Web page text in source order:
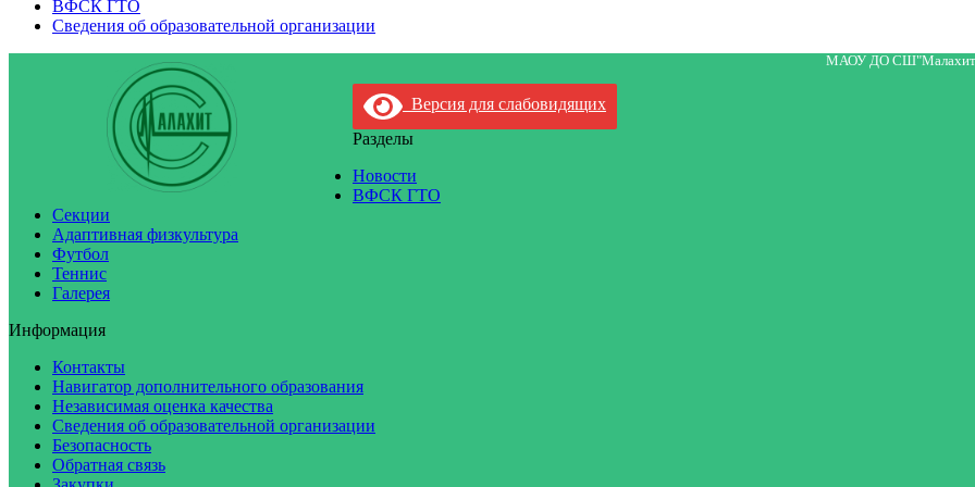
ВФСК ГТО
Сведения об образовательной организации
МАОУ ДО
Версия для слабовидящих
Разделы
Новости
ВФСК ГТО
Секции
Адаптивная физкультура
Футбол
Теннис
Галерея
Информация
Контакты
Навигатор дополнительного образования
Независимая оценка качества
Сведения об образовательной организации
Безопасность
Обратная связь